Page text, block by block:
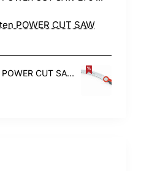
Ručná píla WOLF-Garten POWER CUT SAW 370 2017